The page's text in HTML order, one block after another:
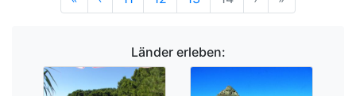
Länder erleben: